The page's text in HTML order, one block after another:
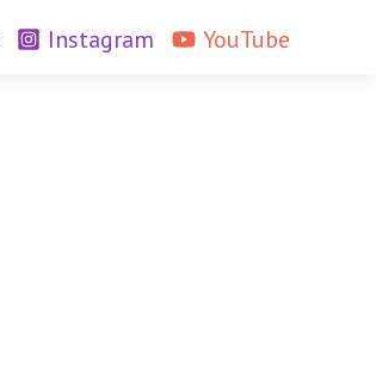
Instagram YouTube